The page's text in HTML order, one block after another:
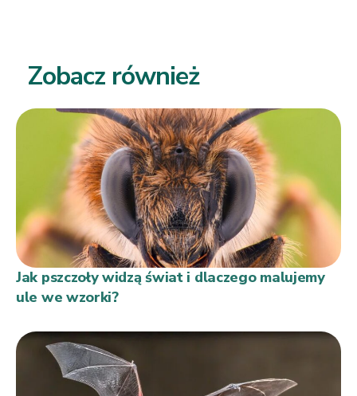
Zobacz również
Jak pszczoły widzą świat i dlaczego malujemy
ule we wzorki?